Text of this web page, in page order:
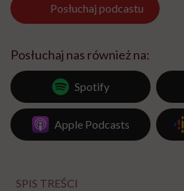
Posłuchaj podcastu
Posłuchaj nas również na:
Spotify
Apple Podcasts
SPIS TREŚCI